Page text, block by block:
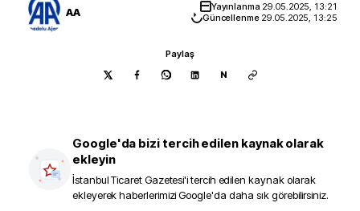
AA Yayınlanma 29.05.2025, 13:21
Güncellenme 29.05.2025, 13:25
Paylaş
N
Google'da bizi tercih edilen kaynak olarak
ekleyin
İstanbul Ticaret Gazetesi'i tercih edilen kaynak olarak
ekleyerek haberlerimizi Google'da daha sık görebilirsiniz.